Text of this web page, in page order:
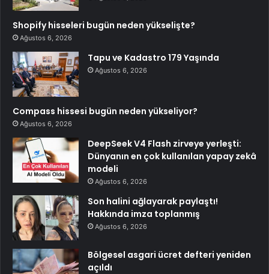
Shopify hisseleri bugün neden yükselişte?
Ağustos 6, 2026
Tapu ve Kadastro 179 Yaşında
Ağustos 6, 2026
Compass hissesi bugün neden yükseliyor?
Ağustos 6, 2026
DeepSeek V4 Flash zirveye yerleşti:
Dünyanın en çok kullanılan yapay zekâ
modeli
Ağustos 6, 2026
Son halini ağlayarak paylaştı!
Hakkında imza toplanmış
Ağustos 6, 2026
Bölgesel asgari ücret defteri yeniden
açıldı